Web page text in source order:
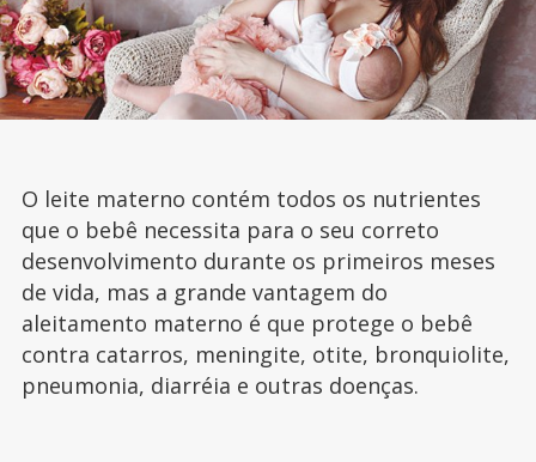
O leite materno contém todos os nutrientes
que o bebê necessita para o seu correto
desenvolvimento durante os primeiros meses
de vida, mas a grande vantagem do
aleitamento materno é que protege o bebê
contra catarros, meningite, otite, bronquiolite,
pneumonia, diarréia e outras doenças.